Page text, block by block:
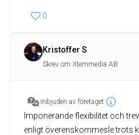
0
Kristoffer S
Skrev om Xternmedia AB
Inbjuden av företaget
Imponerande flexibilitet och
enligt överenskommesle trots